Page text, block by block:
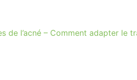
de l’acné – Comment adapter le